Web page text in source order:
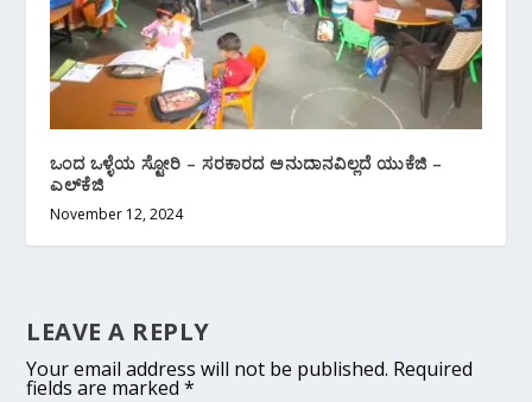
ಒಂದ ಒಳ್ಳೆಯ ಸ್ಟೋರಿ – ಸರಕಾರದ ಅನುದಾನವಿಲ್ಲದೆ ಯುಕೆಜಿ –
ಎಲ್‌ಕೆಜಿ
November 12, 2024
LEAVE A REPLY
Your email address will not be published. Required
fields are marked*